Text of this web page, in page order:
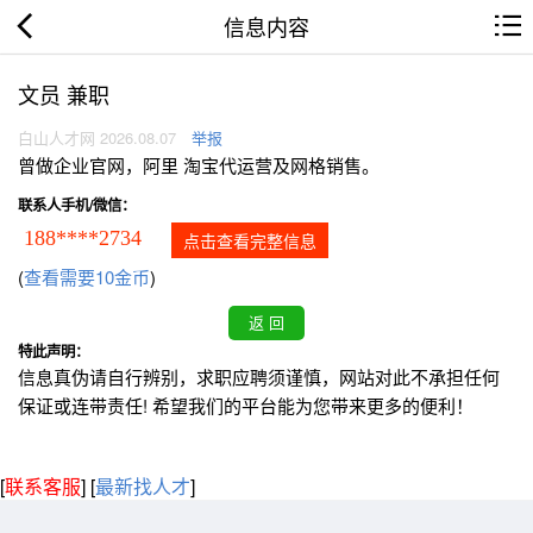
信息内容
文员 兼职
白山人才网 2026.08.07 举报
曾做企业官网，阿里 淘宝代运营及网格销售。
联系人手机/微信：
188****2734 点击查看完整信息
(查看需要10金币)
特此声明：
信息真伪请自行辨别，求职应聘须谨慎，网站对此不承担任何
保证或连带责任! 希望我们的平台能为您带来更多的便利！
[联系客服] [最新找人才]